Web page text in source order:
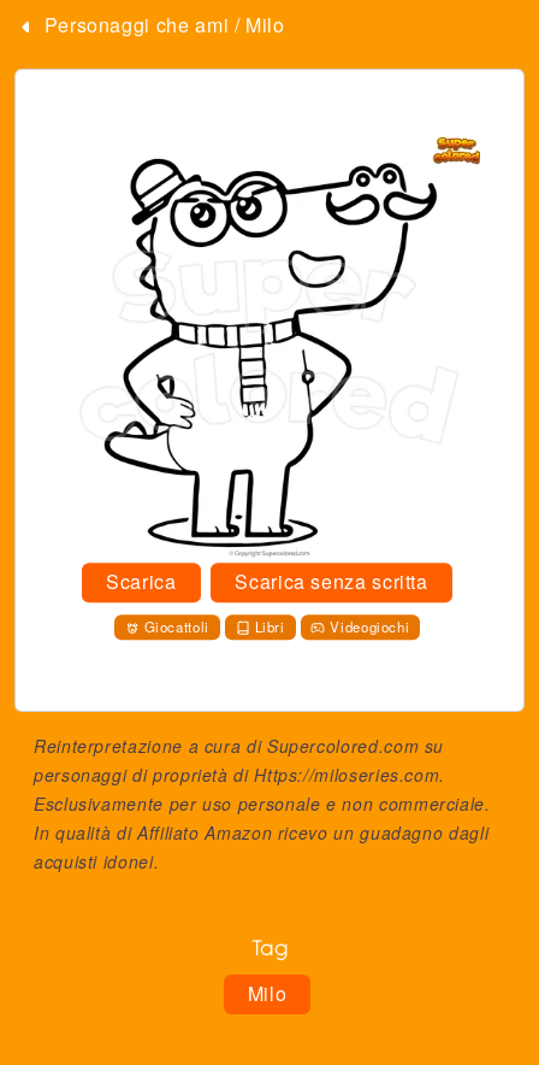
Personaggi che ami / Milo
Scarica Scarica senza scritta
Giocattoli Libri Videogiochi
Reinterpretazione a cura di Supercolored.com su
personaggi di proprietà diHttps://miloseries.com.
Esclusivamente per uso personale e non commerciale.
In qualità di Affiliato Amazon ricevo un guadagno dagli
acquisti idonei.
Tag
Milo